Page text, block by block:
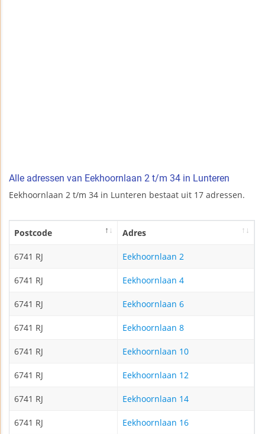
Alle adressen van Eekhoornlaan 2 t/m 34 in Lunteren
Eekhoornlaan 2 t/m 34 in Lunteren bestaat uit 17 adressen.
Postcode Adres
6741 RJ Eekhoornlaan 2
6741 RJ Eekhoornlaan 4
6741 RJ Eekhoornlaan 6
6741 RJ Eekhoornlaan 8
6741 RJ Eekhoornlaan 10
6741 RJ Eekhoornlaan 12
6741 RJ Eekhoornlaan 14
6741 RJ Eekhoornlaan 16